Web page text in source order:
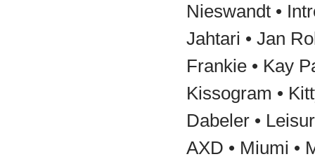
Nieswandt •
Jahtari • Jan
Frankie • Kay
Kissogram •
Dabeler •
AXD • Miumi •